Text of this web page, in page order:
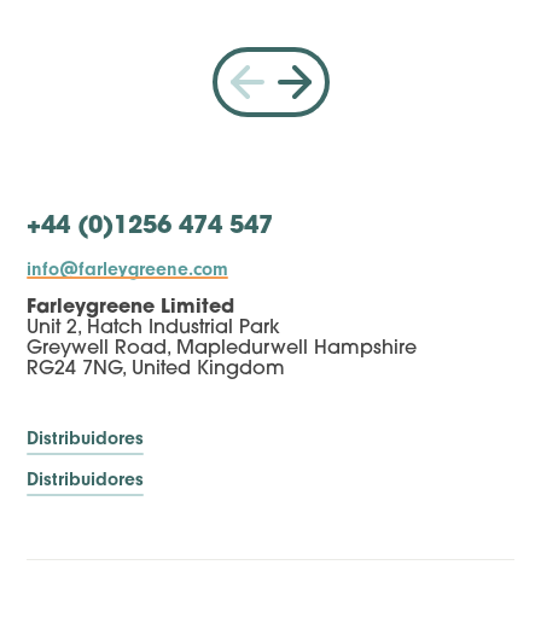
+44 (0)1256 474 547
info@farleygreene.com
Farleygreene Limited
Unit 2, Hatch Industrial Park
Greywell Road, Mapledurwell Hampshire
RG24 7NG, United Kingdom
Distribuidores
Distribuidores